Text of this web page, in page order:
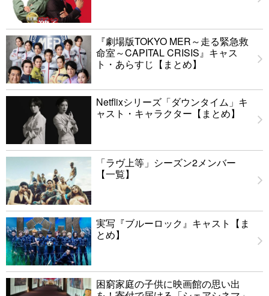
『劇場版TOKYO MER～走る緊急救
命室～CAPITAL CRISIS』キャス
ト・あらすじ【まとめ】
Netflixシリーズ「ダウンタイム」キ
ャスト・キャラクター【まとめ】
「ラヴ上等」シーズン2メンバー
【一覧】
実写『ブルーロック』キャスト【ま
とめ】
困窮家庭の子供に映画館の思い出